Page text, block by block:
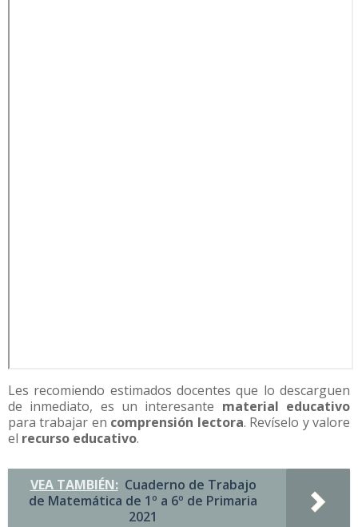
Les recomiendo estimados docentes que lo descarguen
de inmediato, es un interesante material educativo
para trabajar en comprensión lectora. Revíselo y valore
el recurso educativo.
VEA TAMBIÉN: Cuaderno de Trabajo
de Matemática de 1º a 6º de Primaria
2021